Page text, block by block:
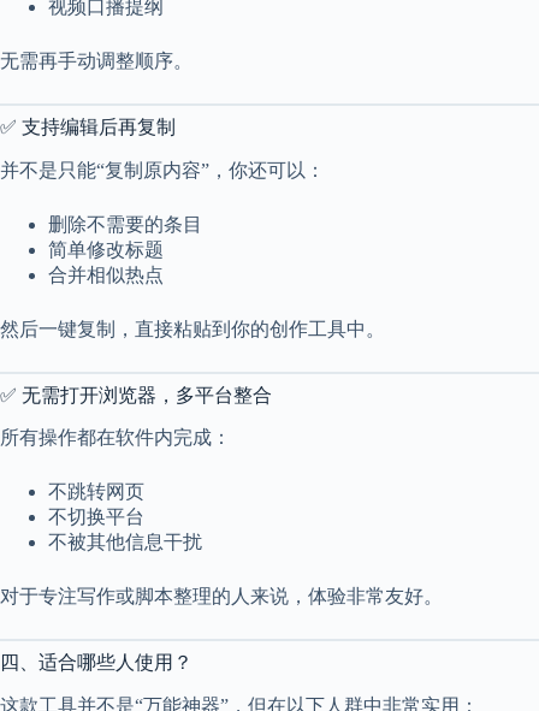
视频口播提纲
无需再手动调整顺序。
✅ 支持编辑后再复制
并不是只能“复制原内容”，你还可以：
删除不需要的条目
简单修改标题
合并相似热点
然后一键复制，直接粘贴到你的创作工具中。
✅ 无需打开浏览器，多平台整合
所有操作都在软件内完成：
不跳转网页
不切换平台
不被其他信息干扰
对于专注写作或脚本整理的人来说，体验非常友好。
四、适合哪些人使用？
这款工具并不是“万能神器”，但在以下人群中非常实用：